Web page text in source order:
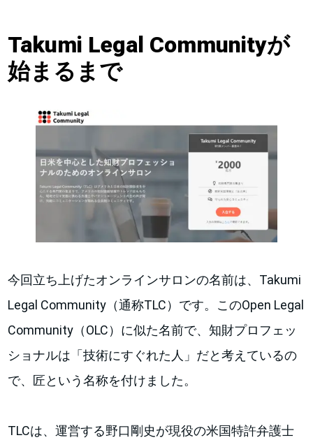
Takumi Legal Communityが
始まるまで
今回立ち上げたオンラインサロンの名前は、Takumi
Legal Community（通称TLC）です。このOpen Legal
Community（OLC）に似た名前で、知財プロフェッ
ショナルは「技術にすぐれた人」だと考えているの
で、匠という名称を付けました。
TLCは、運営する野口剛史が現役の米国特許弁護士